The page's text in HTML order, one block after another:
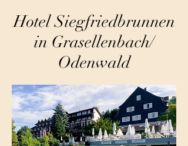
Hotel Siegfriedbrunnen
in Grasellenbach/
Odenwald